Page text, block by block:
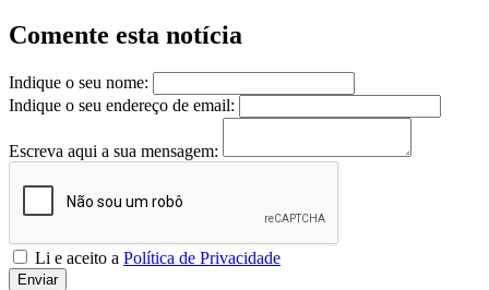
Comente esta notícia
Indique o seu nome:
Indique o seu endereço de email:
Escreva aqui a sua mensagem:
Li e aceito a Política de Privacidade
Enviar